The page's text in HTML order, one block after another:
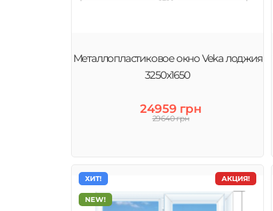
Металлопластиковое окно Veka лоджия
3250х1650
24959 грн
29640 грн
АКЦИЯ!
ХИТ!
NEW!